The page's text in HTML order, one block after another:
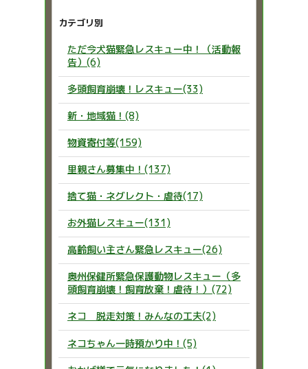
カテゴリ別
ただ今犬猫緊急レスキュー中！（活動報
告）(6)
多頭飼育崩壊！レスキュー(33)
新・地域猫！(8)
物資寄付等(159)
里親さん募集中！(137)
捨て猫・ネグレクト・虐待(17)
お外猫レスキュー(131)
高齢飼い主さん緊急レスキュー(26)
奥州保健所緊急保護動物レスキュー（多
頭飼育崩壊！飼育放棄！虐待！）(72)
ネコ 脱走対策！みんなの工夫(2)
ネコちゃん一時預かり中！(5)